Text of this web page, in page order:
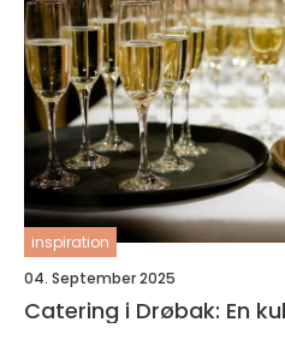
inspiration
04. September 2025
Catering i Drøbak: En